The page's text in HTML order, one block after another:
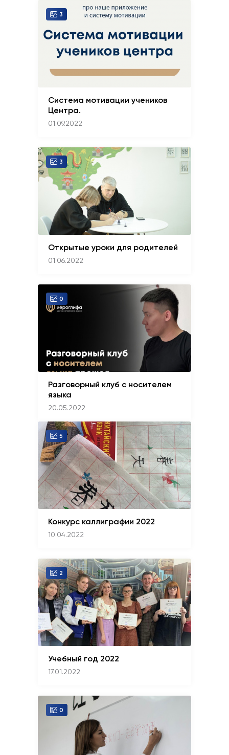
3
Система мотивации учеников
Центра.
01.09.2022
3
Открытые уроки для родителей
01.06.2022
0
Разговорный клуб с носителем
языка
20.05.2022
5
Конкурс каллиграфии 2022
10.04.2022
2
Учебный год 2022
17.01.2022
0